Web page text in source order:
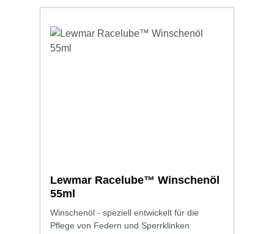
Lewmar Racelube™ Winschenöl
55ml
Winschenöl - speziell entwickelt für die
Pflege von Federn und Sperrklinken